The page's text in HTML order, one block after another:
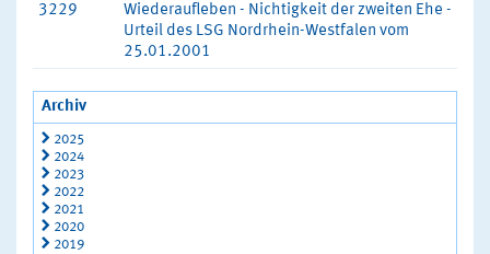
3229
Wiederaufleben - Nichtigkeit der zweiten Ehe -
Urteil des LSG Nordrhein-Westfalen vom
25.01.2001
Archiv
2025
2024
2023
2022
2021
2020
2019